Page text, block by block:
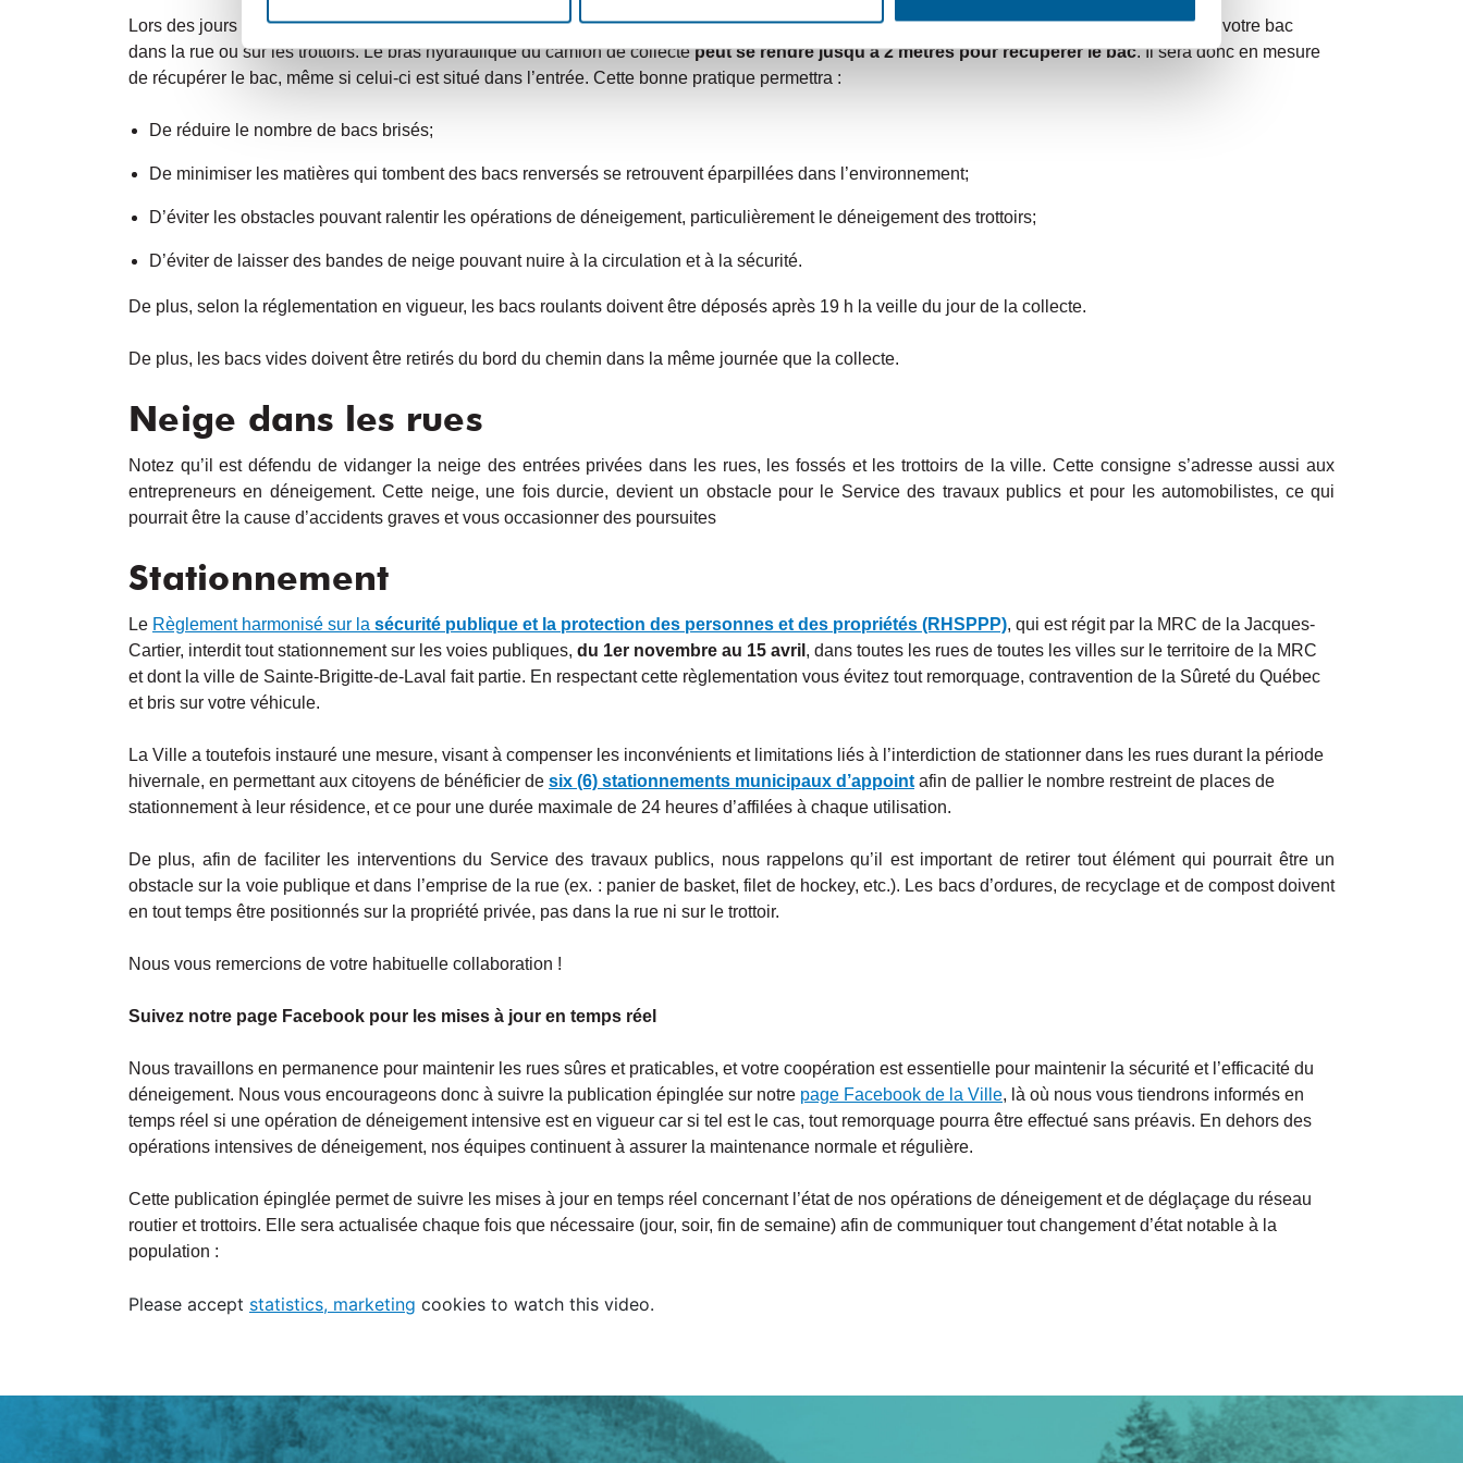
Lors des jours de collectes des matières résiduelles en hiver(ordures, recyclage et matières organiques), il est très important de ne pas placer votre bac
dans la rue ou sur les trottoirs. Le bras hydraulique du camion de collectepeut se rendre jusqu’à 2 mètres pour récupérer le bac. Il sera donc en mesure
de récupérer le bac, même si celui-ci est situé dans l’entrée. Cette bonne pratique permettra :
De réduire le nombre de bacs brisés;
De minimiser les matières qui tombent des bacs renversés se retrouvent éparpillées dans l’environnement;
D’éviter les obstacles pouvant ralentir les opérations de déneigement, particulièrement le déneigement des trottoirs;
D’éviter de laisser des bandes de neige pouvant nuire à la circulation et à la sécurité.
De plus, selon la réglementation en vigueur, les bacs roulants doivent être déposés après 19 h la veille du jour de la collecte.
De plus, les bacs vides doivent être retirés du bord du chemin dans la même journée que la collecte.
Neige dans les rues
Notez qu’il est défendu de vidanger la neige des entrées privées dans les rues, les fossés et les trottoirs de la ville. Cette consigne s’adresse aussi aux
entrepreneurs en déneigement. Cette neige, une fois durcie, devient un obstacle pour le Service des travaux publics et pour les automobilistes, ce qui
pourrait être la cause d’accidents graves et vous occasionner des poursuites
Stationnement
Le Règlement harmonisé sur la sécurité publique et la protection des personnes et des propriétés (RHSPPP), qui est régit par la MRC de la Jacques-
Cartier, interdit tout stationnement sur les voies publiques, du 1er novembre au 15 avril , dans toutes les rues de toutes les villes sur le territoire de la MRC
et dont la ville de Sainte-Brigitte-de-Laval fait partie. En respectant cette règlementation vous évitez tout remorquage, contravention de la Sûreté du Québec
et bris sur votre véhicule.
La Ville a toutefois instauré une mesure, visant à compenser les inconvénients et limitations liés à l’interdiction de stationner dans les rues durant la période
hivernale, en permettant aux citoyens de bénéficier de six (6) stationnements municipaux d’appoint afin de pallier le nombre restreint de places de
stationnement à leur résidence, et ce pour une durée maximale de 24 heures d’affilées à chaque utilisation.
De plus, afin de faciliter les interventions du Service des travaux publics, nous rappelons qu’il est important de retirer tout élément qui pourrait être un
obstacle sur la voie publique et dans l’emprise de la rue (ex. : panier de basket, filet de hockey, etc.). Les bacs d’ordures, de recyclage et de compost doivent
en tout temps être positionnés sur la propriété privée, pas dans la rue ni sur le trottoir.
Nous vous remercions de votre habituelle collaboration !
Suivez notre page Facebook pour les mises à jour en temps réel
Nous travaillons en permanence pour maintenir les rues sûres et praticables, et votre coopération est essentielle pour maintenir la sécurité et l’efficacité du
déneigement. Nous vous encourageons donc à suivre la publication épinglée sur notre page Facebook de la Ville, là où nous vous tiendrons informés en
temps réel si une opération de déneigement intensive est en vigueur car si tel est le cas, tout remorquage pourra être effectué sans préavis. En dehors des
opérations intensives de déneigement, nos équipes continuent à assurer la maintenance normale et régulière.
Cette publication épinglée permet de suivre les mises à jour en temps réel concernant l’état de nos opérations de déneigement et de déglaçage du réseau
routier et trottoirs. Elle sera actualisée chaque fois que nécessaire (jour, soir, fin de semaine) afin de communiquer tout changement d’état notable à la
population :
Please accept statistics, marketing cookies to watch this video.